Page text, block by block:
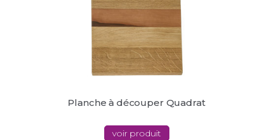
Planche à découper Quadrat
voir produit